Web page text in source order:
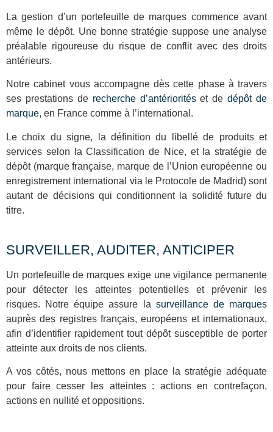
La gestion d’un portefeuille de marques commence avant
même le dépôt. Une bonne stratégie suppose une analyse
préalable rigoureuse du risque de conflit avec des droits
antérieurs.
Notre cabinet vous accompagne dès cette phase à travers
ses prestations de recherche d’antérioritéset dedépôt de
marque, en France comme à l’international.
Le choix du signe, la définition du libellé de produits et
services selon la Classification de Nice, et la stratégie de
dépôt (marque française, marque de l’Union européenne ou
enregistrement international via le Protocole de Madrid) sont
autant de décisions qui conditionnent la solidité future du
titre.
SURVEILLER, AUDITER, ANTICIPER
Un portefeuille de marques exige une vigilance permanente
pour détecter les atteintes potentielles et prévenir les
risques. Notre équipe assure la surveillance de marques
auprès des registres français, européens et internationaux,
afin d’identifier rapidement tout dépôt susceptible de porter
atteinte aux droits de nos clients.
A vos côtés, nous mettons en place la stratégie adéquate
pour faire cesser les atteintes : actions en contrefaçon,
actions en nullité et oppositions.